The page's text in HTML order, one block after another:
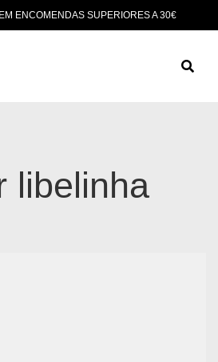
ENCOMENDAS SUPERIORES A 30€
libelinha